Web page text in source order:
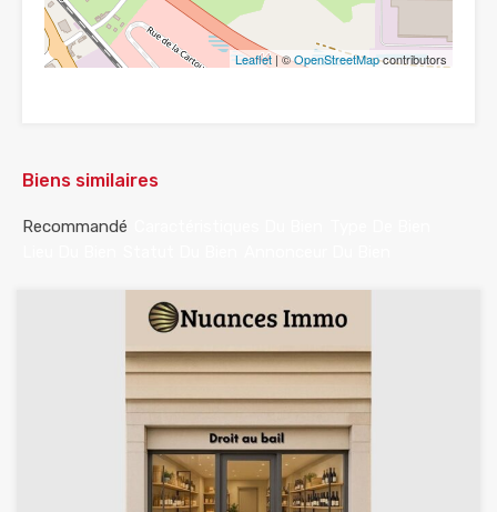
Leaflet| ©OpenStreetMapcontributors
Biens similaires
Recommandé